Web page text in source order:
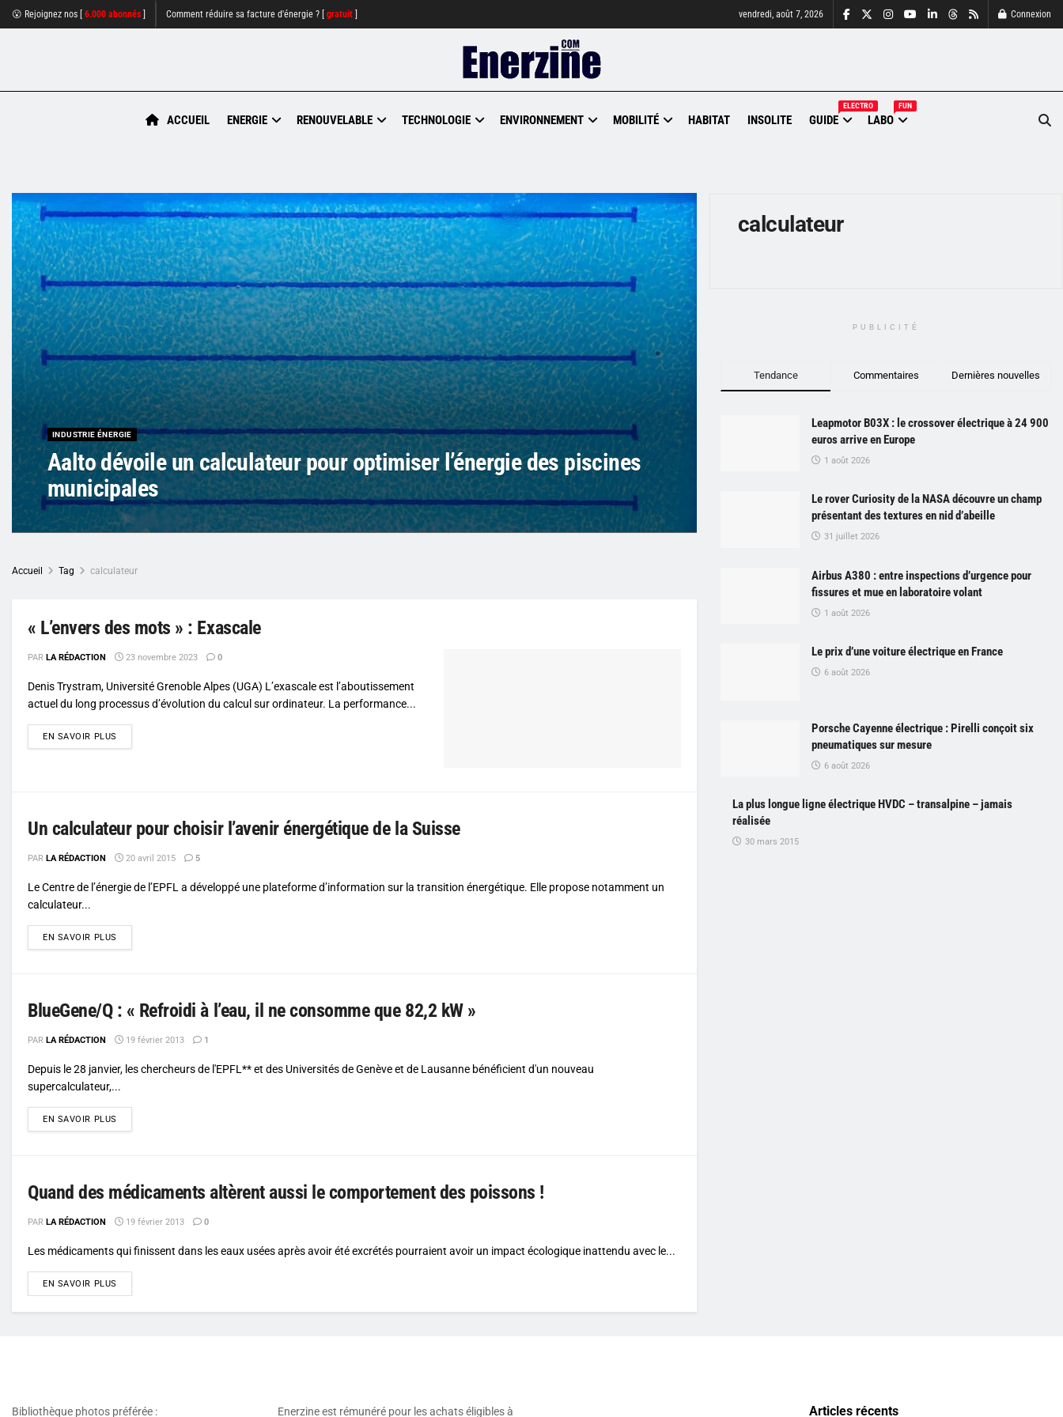
😮 Rejoignez nos [ 6.000 abonnés Comment réduire sa facture d'énergie ? [ gratuit vendredi, août 7, 2026 Connexion
ACCUEIL ENERGIE RENOUVELABLE TECHNOLOGIE ENVIRONNEMENT MOBILITÉ HABITAT INSOLITE GUIDE
ELECTRO
LABO
FUN
INDUSTRIE ÉNERGIE
Aalto dévoile un calculateur pour optimiser l’énergie des piscines
municipales
Accueil Tag calculateur
« L’envers des mots » : Exascale
PAR LA RÉDACTION 23 novembre 2023 0
Denis Trystram, Université Grenoble Alpes (UGA) L’exascale est l’aboutissement
actuel du long processus d’évolution du calcul sur ordinateur. La performance...
EN SAVOIR PLUS
Un calculateur pour choisir l’avenir énergétique de la Suisse
PAR LA RÉDACTION 20 avril 2015 5
Le Centre de l’énergie de l’EPFL a développé une plateforme d’information sur la transition énergétique. Elle propose notamment un
calculateur...
EN SAVOIR PLUS
BlueGene/Q : « Refroidi à l’eau, il ne consomme que 82,2 kW »
PAR LA RÉDACTION 19 février 2013 1
Depuis le 28 janvier, les chercheurs de l'EPFL** et des Universités de Genève et de Lausanne bénéficient d'un nouveau
supercalculateur,...
EN SAVOIR PLUS
Quand des médicaments altèrent aussi le comportement des poissons !
PAR LA RÉDACTION 19 février 2013 0
Les médicaments qui finissent dans les eaux usées après avoir été excrétés pourraient avoir un impact écologique inattendu avec le...
EN SAVOIR PLUS
calculateur
PUBLICITÉ
Tendance Commentaires Dernières nouvelles
Leapmotor B03X : le crossover électrique à 24 900
euros arrive en Europe
1 août 2026
Le rover Curiosity de la NASA découvre un champ
présentant des textures en nid d’abeille
31 juillet 2026
Airbus A380 : entre inspections d’urgence pour
fissures et mue en laboratoire volant
1 août 2026
Le prix d’une voiture électrique en France
6 août 2026
Porsche Cayenne électrique : Pirelli conçoit six
pneumatiques sur mesure
6 août 2026
La plus longue ligne électrique HVDC – transalpine – jamais
réalisée
30 mars 2015
Bibliothèque photos préférée : Enerzine est rémunéré pour les achats éligibles à Articles récents